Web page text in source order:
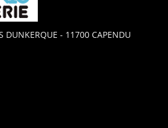
DUNKERQUE - 11700 CAPENDU